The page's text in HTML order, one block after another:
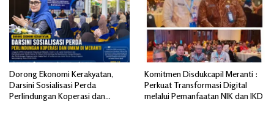
Dorong Ekonomi Kerakyatan,
Darsini Sosialisasi Perda
Perlindungan Koperasi dan
Komitmen Disdukcapil Meranti :
Perkuat Transformasi Digital
melalui Pemanfaatan NIK dan IKD